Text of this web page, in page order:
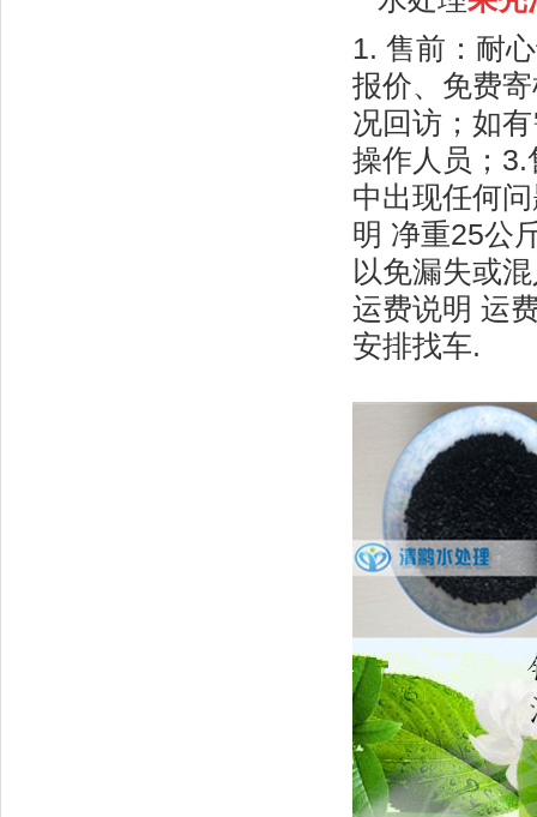
1. 售前：耐
报价、免费
况回访；如
操作人员；3.
中出现任何
明 净重25公
以免漏失或
运费说明 运
安排找车.